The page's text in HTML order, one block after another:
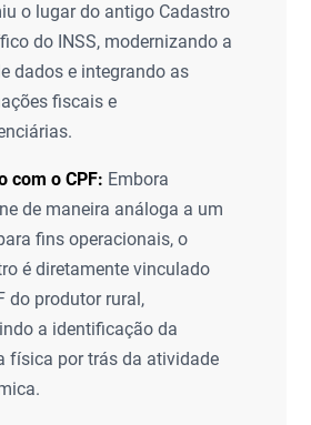
o lugar do antigo Cadastro
do INSS, modernizando a
dados e integrando as
fiscais e
com o CPF: Embora
de maneira análoga a um
fins operacionais, o
é diretamente vinculado
do produtor rural,
a identificação da
física por trás da atividade